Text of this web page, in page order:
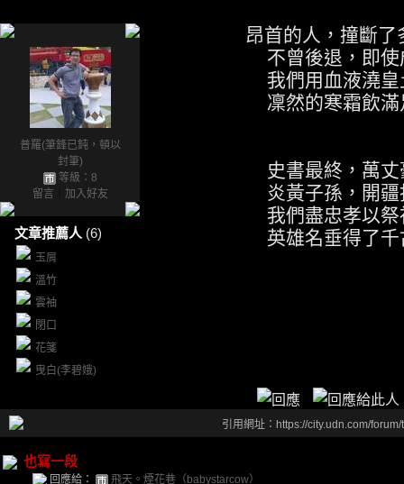
普羅(筆鋒已鈍，頓以
封筆)
等級：8
留言
加入好友
文章推薦人 (6)
玉屑
溫竹
雲袖
閉口
花箋
曳白(李碧娥)
昂首的人，撞斷了多
不曾後退，即使成
我們用血液澆皇土，
凜然的寒霜飲滿足，
史書最終，萬丈豪
炎黃子孫，開疆拓
我們盡忠孝以祭祖，
英雄名垂得了千古，
引用網址：https://city.udn.com/
也寫一段
回應給： 飛天。煙花巷（babystarcow）